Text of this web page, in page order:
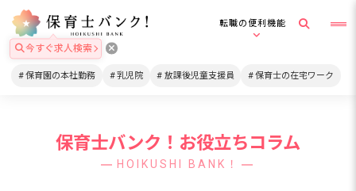
転職の便利機能
今すぐ求人検索
保育園の本社勤務 乳児院 放課後児童支援員 保育士の在宅ワーク
保育士バンク！お役立ちコラム
HOIKUSHI BANK！